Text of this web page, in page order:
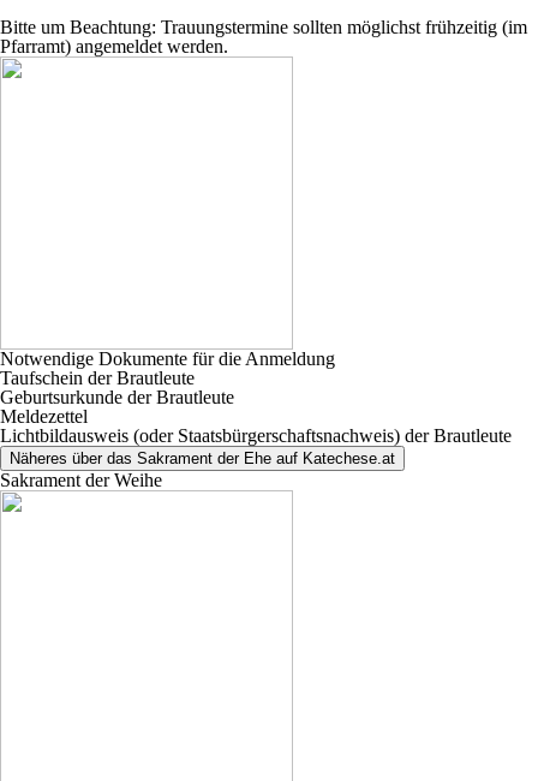
Bitte um Beachtung: Trauungstermine sollten möglichst frühzeitig (im
Pfarramt) angemeldet werden.
Notwendige Dokumente für die Anmeldung
Taufschein der Brautleute
Geburtsurkunde der Brautleute
Meldezettel
Lichtbildausweis (oder Staatsbürgerschaftsnachweis) der Brautleute
Näheres über das Sakrament der Ehe auf Katechese.at
Sakrament der Weihe